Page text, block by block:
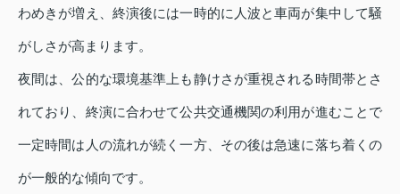
わめきが増え、終演後には一時的に人波と車両が集中して騒
がしさが高まります。
夜間は、公的な環境基準上も静けさが重視される時間帯とさ
れており、終演に合わせて公共交通機関の利用が進むことで
一定時間は人の流れが続く一方、その後は急速に落ち着くの
が一般的な傾向です。